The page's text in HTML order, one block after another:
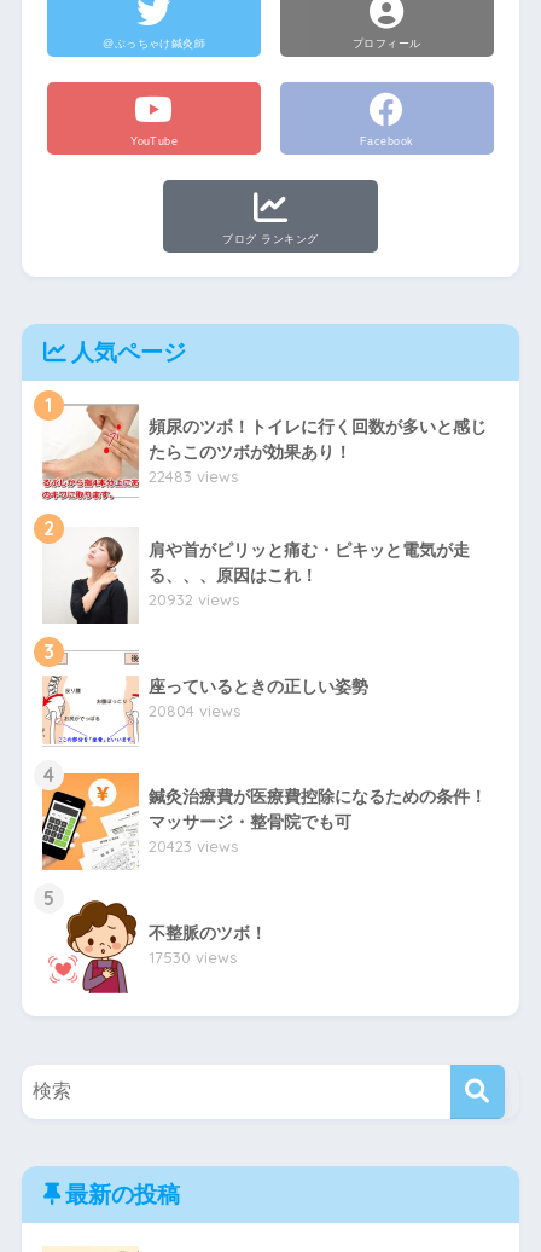
@ぶっちゃけ鍼灸師 プロフィール
YouTube Facebook
ブログ ランキング
人気ページ
1
頻尿のツボ！トイレに行く回数が多いと感じ
たらこのツボが効果あり！
22483 views
2
肩や首がピリッと痛む・ピキッと電気が走
る、、、原因はこれ！
20932 views
3
座っているときの正しい姿勢
20804 views
4
鍼灸治療費が医療費控除になるための条件！
マッサージ・整骨院でも可
20423 views
5
不整脈のツボ！
17530 views
最新の投稿